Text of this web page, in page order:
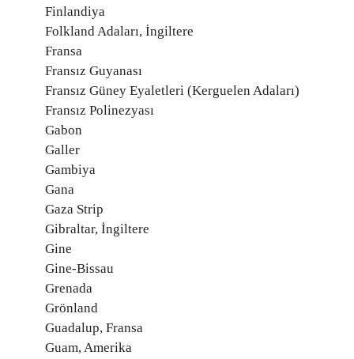
Finlandiya
Folkland Adaları, İngiltere
Fransa
Fransız Guyanası
Fransız Güney Eyaletleri (Kerguelen Adaları)
Fransız Polinezyası
Gabon
Galler
Gambiya
Gana
Gaza Strip
Gibraltar, İngiltere
Gine
Gine-Bissau
Grenada
Grönland
Guadalup, Fransa
Guam, Amerika